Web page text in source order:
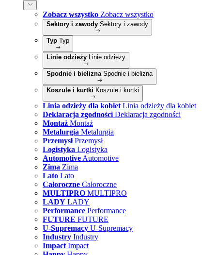
Zobacz wszystko Zobacz wszystko
Sektory i zawody Sektory i zawody
Typ Typ
Linie odzieży Linie odzieży
Spodnie i bielizna Spodnie i bielizna
Koszule i kurtki Koszule i kurtki
Linia odzieży dla kobiet Linia odzieży dla kobiet
Deklaracja zgodności Deklaracja zgodności
Montaż Montaż
Metalurgia Metalurgia
Przemysł Przemysł
Logistyka Logistyka
Automotive Automotive
Zima Zima
Lato Lato
Całoroczne Całoroczne
MULTIPRO MULTIPRO
LADY LADY
Performance Performance
FUTURE FUTURE
U-Supremacy U-Supremacy
Industry Industry
Impact Impact